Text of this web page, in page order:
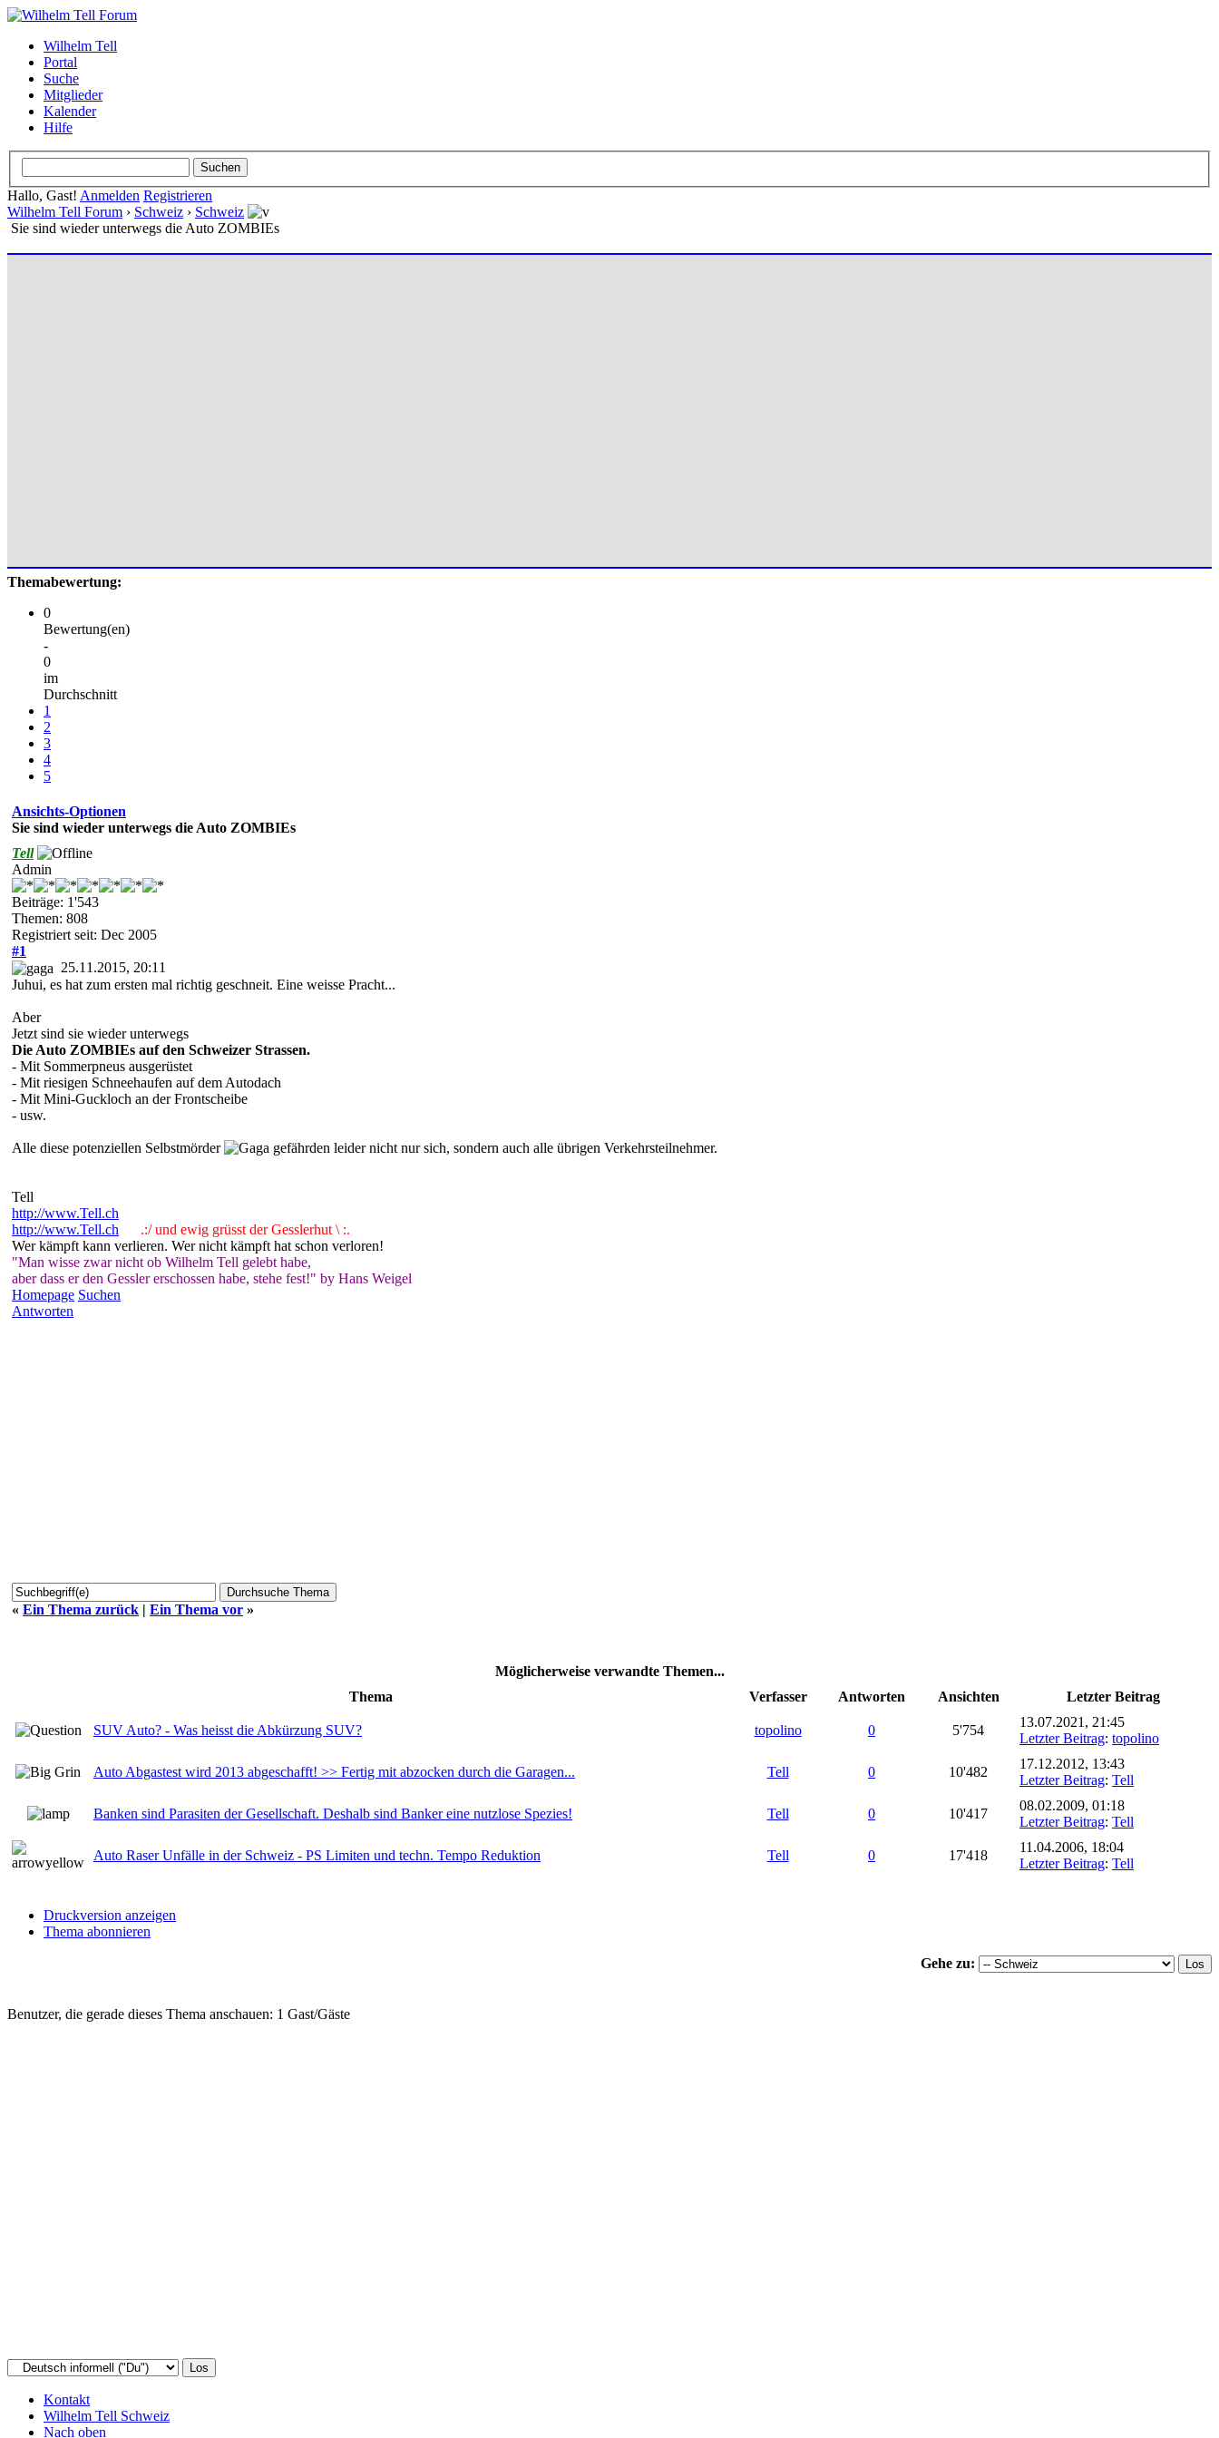
Wilhelm Tell
Portal
Suche
Mitglieder
Kalender
Hilfe
Hallo, Gast! Anmelden Registrieren
Wilhelm Tell Forum › Schweiz › Schweiz
Sie sind wieder unterwegs die Auto ZOMBIEs
Themabewertung:
0
Bewertung(en)
-
0
im
Durchschnitt
1
2
3
4
5
Ansichts-Optionen
Sie sind wieder unterwegs die Auto ZOMBIEs
Tell
Admin
Beiträge: 1'543
Themen: 808
Registriert seit: Dec 2005
#1
25.11.2015, 20:11
Juhui, es hat zum ersten mal richtig geschneit. Eine weisse Pracht...
Aber
Jetzt sind sie wieder unterwegs
Die Auto ZOMBIEs auf den Schweizer Strassen.
- Mit Sommerpneus ausgerüstet
- Mit riesigen Schneehaufen auf dem Autodach
- Mit Mini-Guckloch an der Frontscheibe
- usw.
Alle diese potenziellen Selbstmörder gefährden leider nicht nur sich, sondern auch alle übrigen Verkehrsteilnehmer.
Tell
http://www.Tell.ch
http://www.Tell.ch
.:/ und ewig grüsst der Gesslerhut \ :.
Wer kämpft kann verlieren. Wer nicht kämpft hat schon verloren!
"Man wisse zwar nicht ob Wilhelm Tell gelebt habe,
aber dass er den Gessler erschossen habe, stehe fest!" by Hans Weigel
Homepage Suchen
Antworten
« Ein Thema zurück | Ein Thema vor »
Möglicherweise verwandte Themen...
Thema
Verfasser Antworten Ansichten Letzter Beitrag
SUV Auto? - Was heisst die Abkürzung SUV? topolino 0 5'754
13.07.2021, 21:45
Letzter Beitrag: topolino
Auto Abgastest wird 2013 abgeschafft! >> Fertig mit abzocken durch die Garagen... Tell 0 10'482
17.12.2012, 13:43
Letzter Beitrag: Tell
Banken sind Parasiten der Gesellschaft. Deshalb sind Banker eine nutzlose Spezies! Tell 0 10'417
08.02.2009, 01:18
Letzter Beitrag: Tell
Auto Raser Unfälle in der Schweiz - PS Limiten und techn. Tempo Reduktion Tell 0 17'418
11.04.2006, 18:04
Letzter Beitrag: Tell
Druckversion anzeigen
Thema abonnieren
Gehe zu:
Benutzer, die gerade dieses Thema anschauen: 1 Gast/Gäste
Kontakt
Wilhelm Tell Schweiz
Nach oben